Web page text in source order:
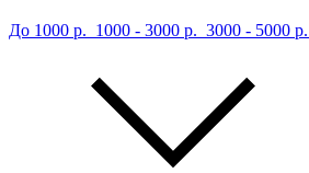
До 1000 р. 1000 - 3000 р. 3000 - 5000 р.